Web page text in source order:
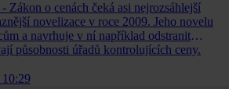
Zákon o cenách čeká asi nejrozsáhlejší
novelizace v roce 2009. Jeho novelu
a navrhuje v ní například odstranit
působnosti úřadů kontrolujících ceny.